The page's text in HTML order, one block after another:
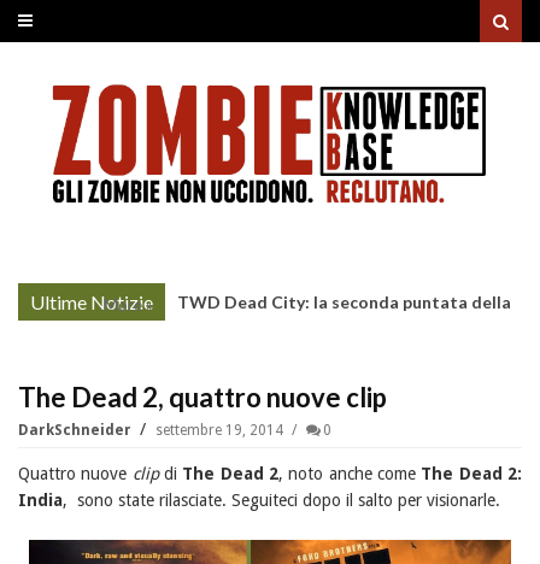
Ultime Notizie
More »
TWD Dead City: la seconda puntata della
The Dead 2, quattro nuove clip
DarkSchneider settembre 19, 2014 0
Quattro nuove clipdi The Dead 2, noto anche come The Dead 2:
India, sono state rilasciate. Seguiteci dopo il salto per visionarle.